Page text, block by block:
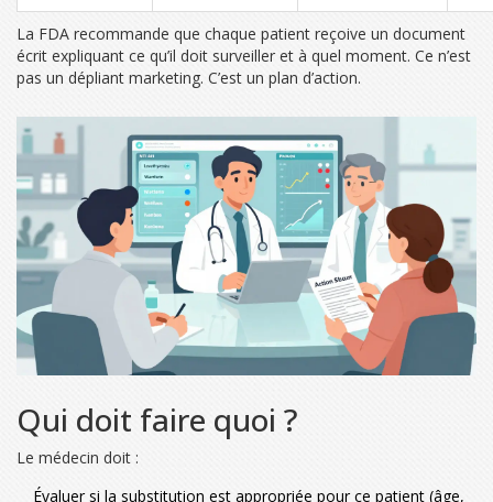
La FDA recommande que chaque patient reçoive un document
écrit expliquant ce qu’il doit surveiller et à quel moment. Ce n’est
pas un dépliant marketing. C’est un plan d’action.
Qui doit faire quoi ?
Le médecin doit :
Évaluer si la substitution est appropriée pour ce patient (âge,